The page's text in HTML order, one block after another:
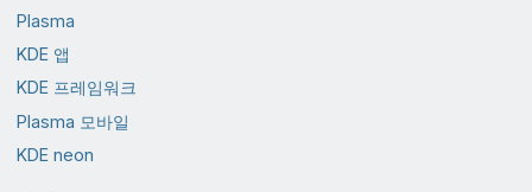
Plasma
KDE 앱
KDE 프레임워크
Plasma 모바일
KDE neon